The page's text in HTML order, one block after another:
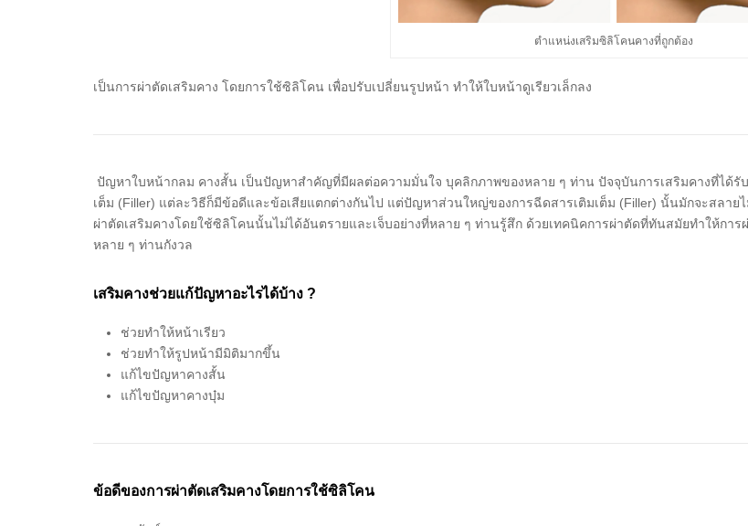
ตำแหน่งเสริมซิลิโคนคางที่ถูกต้อง
เป็นการผ่าตัดเสริมคาง โดยการใช้ซิลิโคน เพื่อปรับเปลี่ยนรูปหน้า ทำให้ใบหน้าดูเรียวเล็กลง
ปัญหาใบหน้ากลม คางสั้น เป็นปัญหาสำคัญที่มีผลต่อความมั่นใจ บุคลิกภาพของหลาย ๆ ท่าน ปัจจุบันการเสริมคางที่ได้รั
เต็ม (Filler) แต่ละวิธีก็มีข้อดีและข้อเสียแตกต่างกันไป แต่ปัญหาส่วนใหญ่ของการฉีดสารเติมเต็ม (Filler) นั้นมักจะสลาย
ผ่าตัดเสริมคางโดยใช้ซิลิโคนนั้นไม่ได้อันตรายและเจ็บอย่างที่หลาย ๆ ท่านรู้สึก ด้วยเทคนิคการผ่าตัดที่ทันสมัยทำให้การ
หลาย ๆ ท่านกังวล
เสริมคางช่วยแก้ปัญหาอะไรได้บ้าง ?
ช่วยทำให้หน้าเรียว
ช่วยทำให้รูปหน้ามีมิติมากขึ้น
แก้ไขปัญหาคางสั้น
แก้ไขปัญหาคางบุ๋ม
ข้อดีของการผ่าตัดเสริมคางโดยการใช้ซิลิโคน